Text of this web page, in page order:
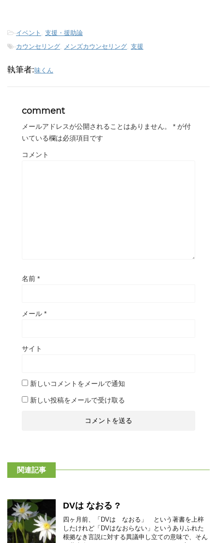
-イベント , 支援・援助論
-カウンセリング, メンズカウンセリング, 支援
執筆者:味くん
comment
メールアドレスが公開されることはありません。 * が付
いている欄は必須項目です
コメント
名前 *
メール *
サイト
新しいコメントをメールで通知
新しい投稿をメールで受け取る
関連記事
DVは なおる ?
四ヶ月前、「DVは なおる」 という著書を上梓
したけれど「DVはなおらない」というありふれた
根拠なき言説に対する異議申し立ての意味で、そん